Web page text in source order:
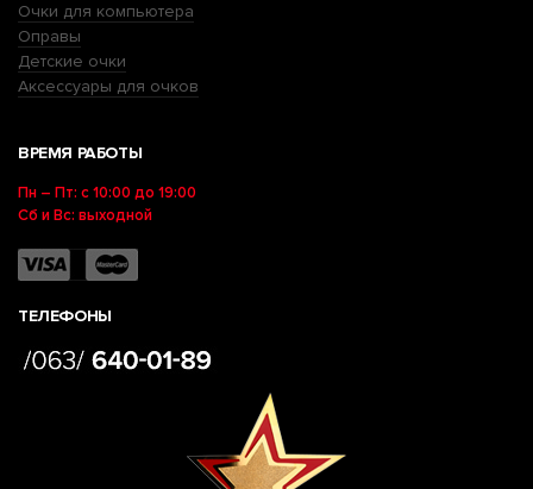
Очки для компьютера
Оправы
Детские очки
Аксессуары для очков
ВРЕМЯ РАБОТЫ
Пн – Пт: с 10:00 до 19:00
Сб и Вс: выходной
ТЕЛЕФОНЫ